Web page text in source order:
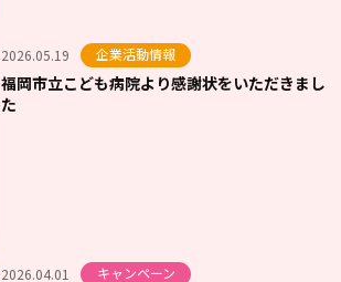
2026.05.19 企業活動情報
福岡市立こども病院より感謝状をいただきまし
た
2026.04.01 キャンペーン